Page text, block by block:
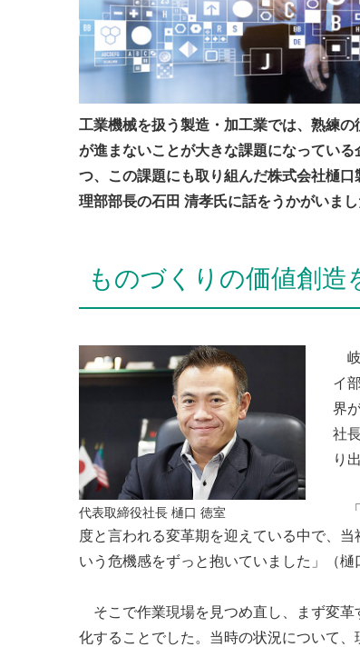
工業機械を扱う製造・加工業では、熟練
が進まないことが大きな課題になってい
つ、この課題にも取り組んだ株式会社樋
理部部長の石田 清孝氏に話をうかがいまし
ものづくりの価値創造
代表取締役社長 樋口 徳室
岐
イ
界
社
り
「
度と言われる変革期を迎えている中で、
いう危機感をずっと抱いていました」（樋
そこで作業現場を見つめ直し、まず変革
化することでした。当時の状況について